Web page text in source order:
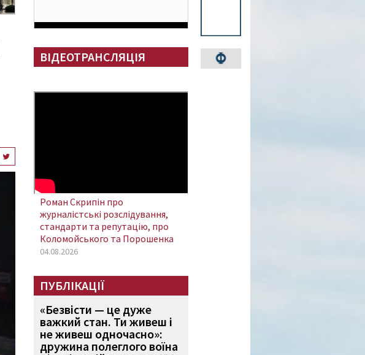
ВІДЕОТРАНСЛЯЦІЯ
Роман Скрипін про
журналістські розслідування,
стандарти та репутацію, про
Коломойського та Порошенка
04.08.2026
ПУБЛІКАЦІЇ
«Безвісти — це дуже
важкий стан. Ти живеш і
не живеш одночасно»:
дружина полеглого воїна